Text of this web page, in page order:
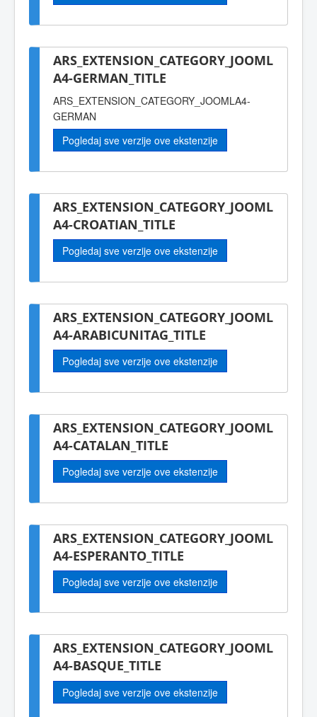
ARS_EXTENSION_CATEGORY_JOOML
A4-GERMAN_TITLE
ARS_EXTENSION_CATEGORY_JOOMLA4-
GERMAN
Pogledaj sve verzije ove ekstenzije
ARS_EXTENSION_CATEGORY_JOOML
A4-CROATIAN_TITLE
Pogledaj sve verzije ove ekstenzije
ARS_EXTENSION_CATEGORY_JOOML
A4-ARABICUNITAG_TITLE
Pogledaj sve verzije ove ekstenzije
ARS_EXTENSION_CATEGORY_JOOML
A4-CATALAN_TITLE
Pogledaj sve verzije ove ekstenzije
ARS_EXTENSION_CATEGORY_JOOML
A4-ESPERANTO_TITLE
Pogledaj sve verzije ove ekstenzije
ARS_EXTENSION_CATEGORY_JOOML
A4-BASQUE_TITLE
Pogledaj sve verzije ove ekstenzije